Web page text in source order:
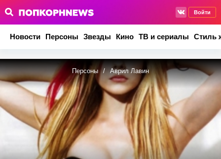
Войти
Новости Персоны Звезды Кино ТВ и сериалы Стиль
Персоны / Аврил Лавин